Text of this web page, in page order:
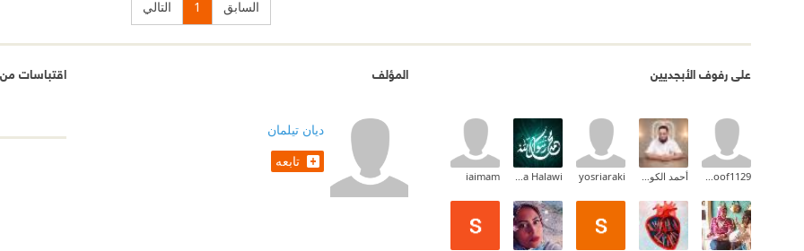
السابق 1 التالي
على رفوف الأبجديين
hanoof1129 أحمد الكودي yosriaraki
Hala Halawi
iaimam
المؤلف
ديان تيلمان
تابعه
اقتباسات